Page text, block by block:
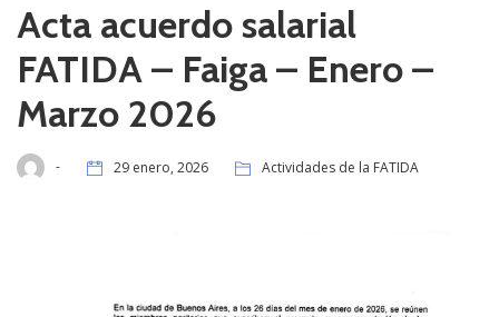
Acta acuerdo salarial
FATIDA – Faiga – Enero –
Marzo 2026
- 29 enero, 2026 Actividades de la FATIDA